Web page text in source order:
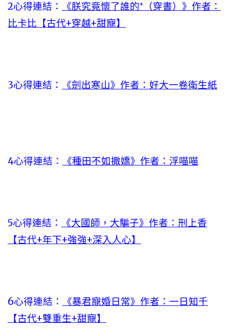
2心得連結：
《朕究竟懷了誰的*（穿書）》作者：
比卡比【古代+穿越+甜寵】
3心得連結： 《劍出寒山》作者：好大一卷衛生紙
4心得連結： 《種田不如撒嬌》作者：浮喵喵
5心得連結：
《大國師，大騙子》作者：刑上香
【古代+年下+強強+深入人心】
6心得連結：
《暴君寵婚日常》作者：一日知千
【古代+雙重生+甜寵】